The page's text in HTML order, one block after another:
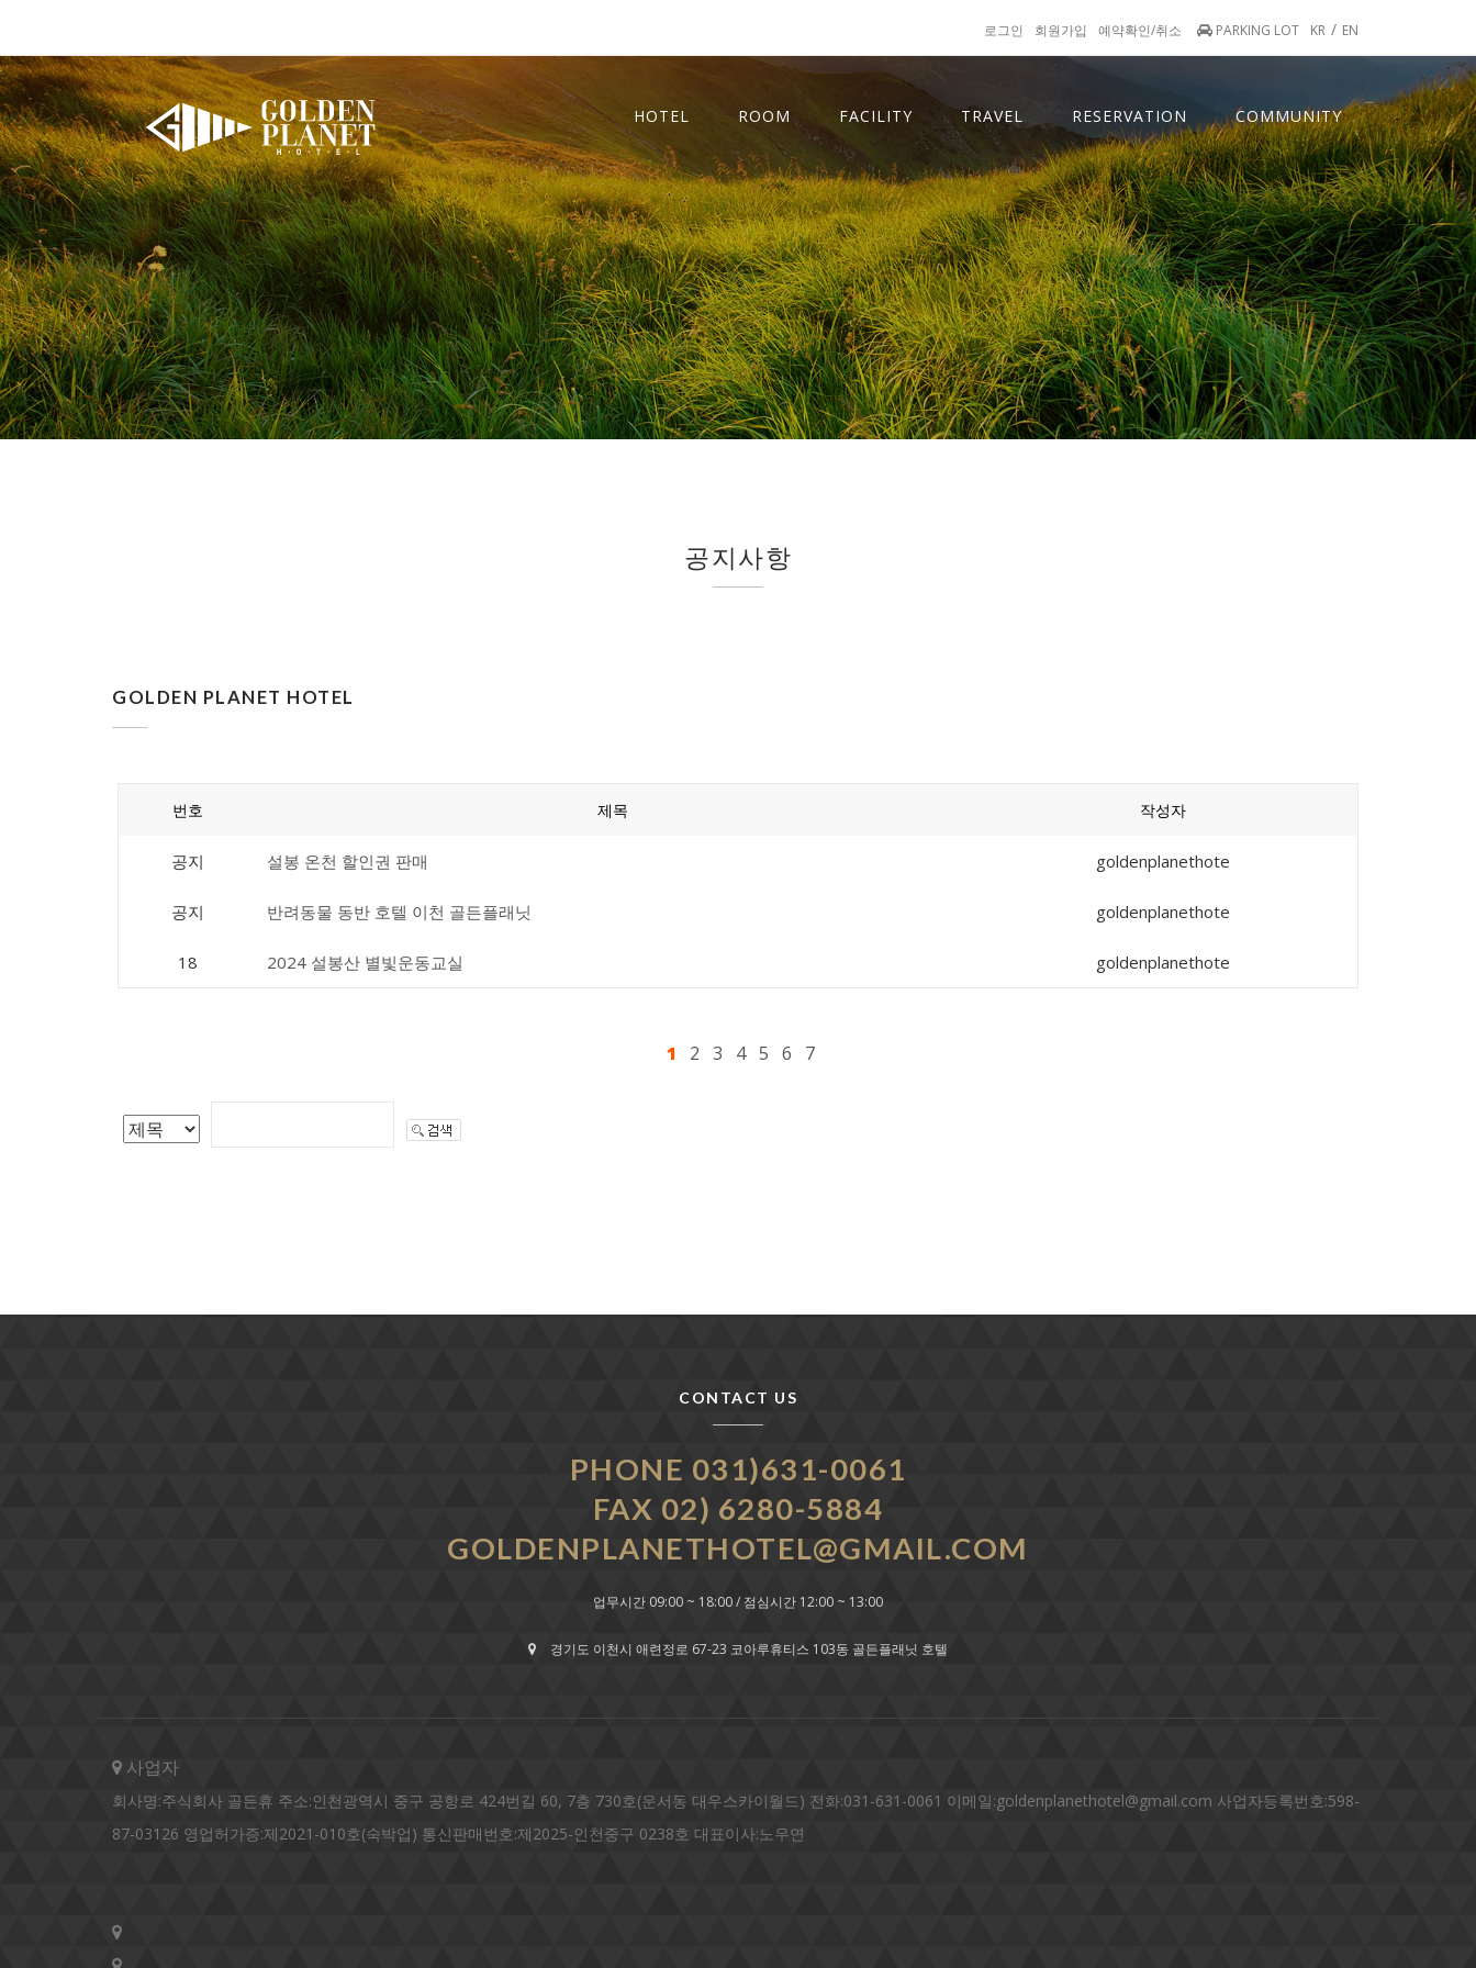
로그인 회원가입 예약확인/취소 PARKING LOT KR / EN
HOTEL ROOM FACILITY TRAVEL RESERVATION COMMUNITY
공지사항
GOLDEN PLANET HOTEL
번호 제목 작성자
공지 설봉 온천 할인권 판매 goldenplanethote
공지 반려동물 동반 호텔 이천 골든플래닛 goldenplanethote
18 2024 설봉산 별빛운동교실 goldenplanethote
1 2 3 4 5 6 7
CONTACT US
PHONE 031)631-0061
FAX 02) 6280-5884
GOLDENPLANETHOTEL@GMAIL.COM
업무시간 09:00 ~ 18:00 / 점심시간 12:00 ~ 13:00
경기도 이천시 애련정로 67-23 코아루휴티스 103동 골든플래닛 호텔
사업자
회사명:주식회사 골든휴 주소:인천광역시 중구 공항로 424번길 60, 7층 730호(운서동 대우스카이월드) 전화:031-631-0061 이메일:goldenplanethotel@gmail.com 사업자등록번호:598-
87-03126 영업허가증:제2021-010호(숙박업) 통신판매번호:제2025-인천중구 0238호 대표이사:노우연